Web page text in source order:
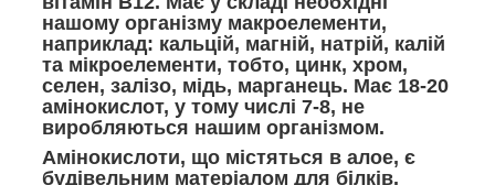
нашому організму макроелементи,
наприклад: кальцій, магній, натрій, калій
та мікроелементи, тобто, цинк, хром,
селен, залізо, мідь, марганець. Має 18-20
амінокислот, у тому числі 7-8, не
виробляються нашим організмом.
Амінокислоти, що містяться в алое, є
будівельним матеріалом для білків.